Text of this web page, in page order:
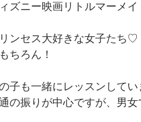
ズニー映画リトルマーメ
ンセス大好きな女子たち♡
ちろん！
子も一緒にレッスンしてい
の振りが中心ですが、男